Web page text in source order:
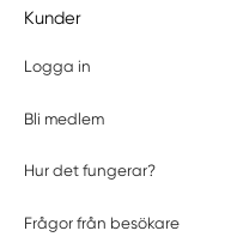
Kunder
Logga in
Bli medlem
Hur det fungerar?
Frågor från besökare